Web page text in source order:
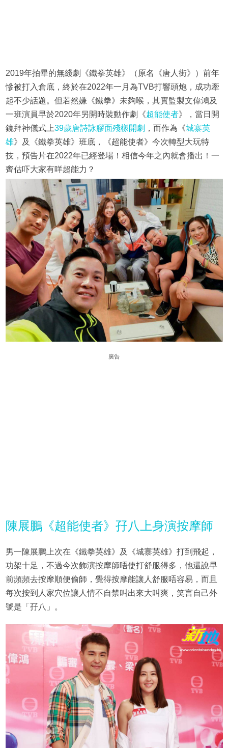
2019年拍畢的無綫劇《鐵拳英雄》（原名《唐人街》）前年
慘被打入倉底，終於在2022年一月為TVB打響頭炮，成功牽
起不少話題。但若然嫌《鐵拳》未夠喉，其實監製文偉鴻及
一班演員早於2020年另開時裝動作劇《超能使者》，當日開
鏡拜神儀式上39歲唐詩詠膠面殘樣開劇 ，而作為《城寨英
雄》及《鐵拳英雄》班底，《超能使者》今次轉型大玩特
技，預告片在2022年已經登場！相信今年之內就會播出！一
齊估吓大家有咩超能力？
廣告
陳展鵬《超能使者》孖八上身演按摩師
男一陳展鵬上次在《鐵拳英雄》及《城寨英雄》打到飛起，
功架十足，不過今次飾演按摩師唔使打舒服得多，他還說早
前頻頻去按摩順便偷師，覺得按摩能讓人舒服唔容易，而且
每次按到人家穴位讓人情不自禁叫出來大叫爽，笑言自己外
號是「孖八」。